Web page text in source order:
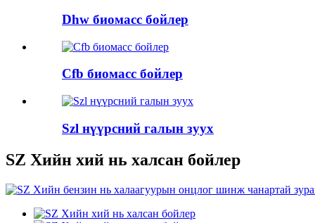
Dhw биомасс бойлер
Cfb биомасс бойлер
Szl нүүрсний галын зуух
SZ Хийн хий нь халсан бойлер